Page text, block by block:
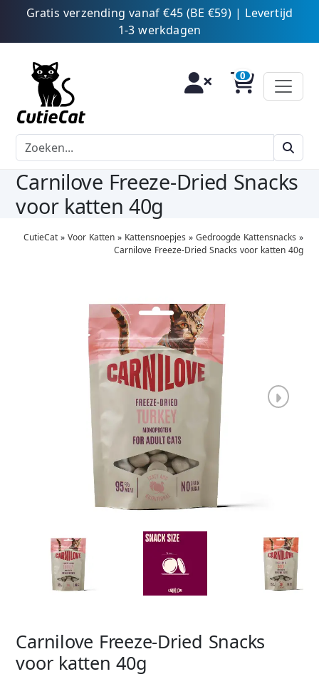
Gratis verzending vanaf €45 (BE €59) | Levertijd
1-3 werkdagen
Carnilove Freeze-Dried Snacks
voor katten 40g
CutieCat» Voor Katten» Kattensnoepjes » Gedroogde Kattensnacks »
Carnilove Freeze-Dried Snacks voor katten 40g
Carnilove Freeze-Dried Snacks
voor katten 40g